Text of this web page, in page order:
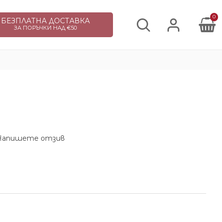
БЕЗПЛАТНА ДОСТАВКА
ЗА ПОРЪЧКИ НАД €50
0
отзив